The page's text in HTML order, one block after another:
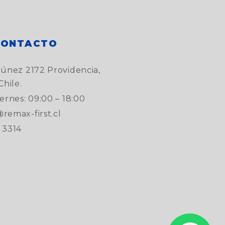
2172 Providencia,
09:00 – 18:00
first.cl